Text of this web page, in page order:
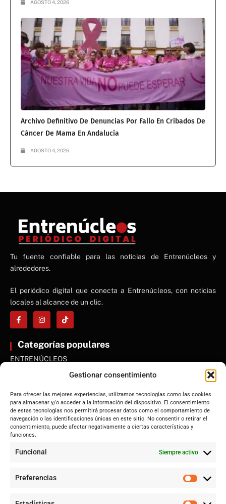
Gestionar consentimiento
Para ofrecer las mejores experiencias, utilizamos tecnologías como las cookies
para almacenar y/o acceder a la información del dispositivo. El consentimiento
de estas tecnologías nos permitirá procesar datos como el comportamiento de
navegación o las identificaciones únicas en este sitio. No consentir o retirar el
consentimiento, puede afectar negativamente a ciertas características y
funciones.
Funcional Siempre activo
Preferencias
AGOSTO 4, 2026
Archivo Definitivo De Denuncias Por Fallo En Cribados De
Cáncer De Mama En Andalucía
AGOSTO 4, 2026
NE
NEWS ELEMENTOR
Tu fuente confiable para las noticias de Entrenúcleos y
alrededores.
El periódico digital que conecta a Entrenúcleos, con noticias
locales al alcance de un clic.
Categorías populares
ENTRENÚCLEOS
Andalucía
Internacional
Tecnología
Sociedad